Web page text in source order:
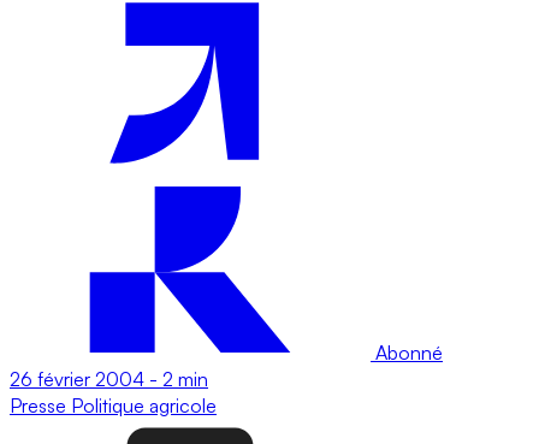
Abonné
26 février 2004 - 2 min
Presse Politique agricole